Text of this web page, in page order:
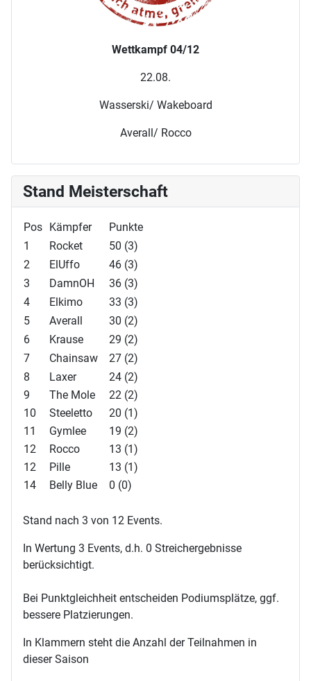
Wettkampf 04/12
22.08.
Wasserski/ Wakeboard
Averall/ Rocco
Stand Meisterschaft
Pos Kämpfer
Punkte
1
Rocket
50 (3)
2
ElUffo
46 (3)
3
DamnOH
36 (3)
4
Elkimo
33 (3)
5
Averall
30 (2)
6
Krause
29 (2)
7
Chainsaw
27 (2)
8
Laxer
24 (2)
9
The Mole
22 (2)
10
Steeletto
20 (1)
11
Gymlee
19 (2)
12
Rocco
13 (1)
12
Pille
13 (1)
14
Belly Blue 0 (0)
Stand nach 3 von 12 Events.
In Wertung 3 Events, d.h. 0 Streichergebnisse
berücksichtigt.
Bei Punktgleichheit entscheiden Podiumsplätze, ggf.
bessere Platzierungen.
In Klammern steht die Anzahl der Teilnahmen in
dieser Saison